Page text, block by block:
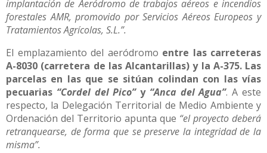
implantación de Aeródromo de trabajos aéreos e incendios
forestales AMR, promovido por Servicios Aéreos Europeos y
Tratamientos Agrícolas, S.L.”.
El emplazamiento del aeródromo entre las carreteras
A-8030 (carretera de las Alcantarillas) y la A-375. Las
parcelas en las que se sitúan colindan con las vías
pecuarias “Cordel del Pico”y“Anca del Agua”. A este
respecto, la Delegación Territorial de Medio Ambiente y
Ordenación del Territorio apunta que “el proyecto deberá
retranquearse, de forma que se preserve la integridad de la
misma”.